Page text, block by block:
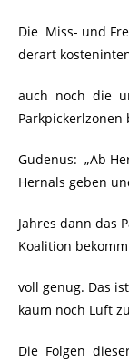
Die Miss- und
derart
auch noch die
Gudenus: „Ab
Hernals geben
Jahres dann das
Koalition
voll genug. Das
kaum noch Luft
Die Folgen